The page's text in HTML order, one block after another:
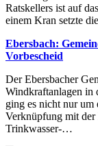
Ratskellers ist auf
einem Kran setzte
Ebersbach:
Vorbescheid
Der Ebersbacher
Windkraftanlagen in
ging es nicht nur um
Verknüpfung mit
Trinkwasser-…